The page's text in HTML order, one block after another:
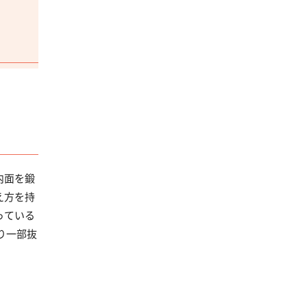
面を鍛
方を持
いる
一部抜